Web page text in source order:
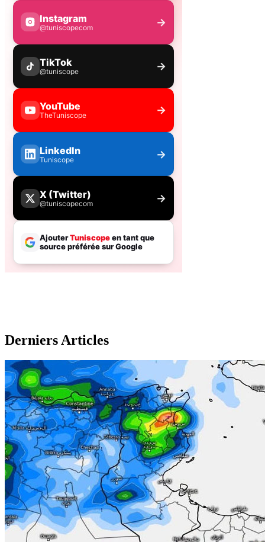
Derniers Articles